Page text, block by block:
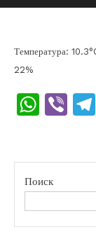
Температура:
22%
Поиск